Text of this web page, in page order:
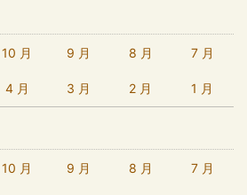
10 月 9 月 8 月 7 月
4 月 3 月 2 月 1 月
10 月 9 月 8 月 7 月